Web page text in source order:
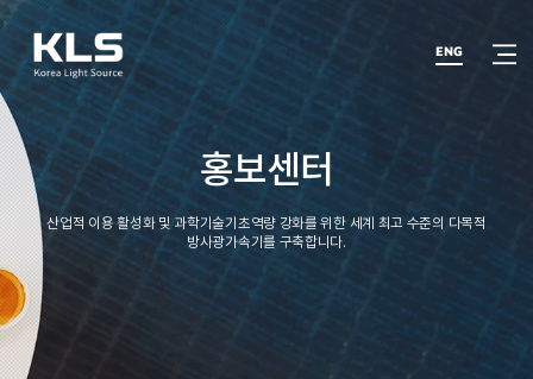
반복영역
건너뛰기
ENG 열기
홍보센터
산업적 이용 활성화 및 과학기술기초역량 강화를 위한 세계 최고 수준의 다목적
방사광가속기를 구축합니다.